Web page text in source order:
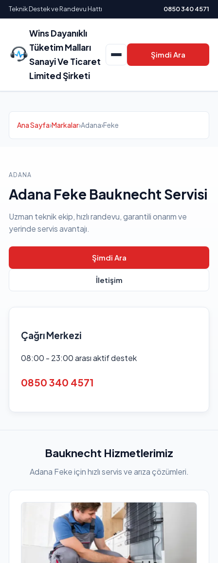
Teknik Destek ve Randevu Hattı 0850 340 4571
Wins Dayanıklı
Tüketim Malları
Sanayi Ve Ticaret
Limited Şirketi
Şimdi Ara
Ana Sayfa›Markalar›Adana›Feke
ADANA
Adana Feke Bauknecht Servisi
Uzman teknik ekip, hızlı randevu, garantili onarım ve
yerinde servis avantajı.
Şimdi Ara
İletişim
Çağrı Merkezi
08:00 - 23:00 arası aktif destek
0850 340 4571
Bauknecht Hizmetlerimiz
Adana Feke için hızlı servis ve arıza çözümleri.